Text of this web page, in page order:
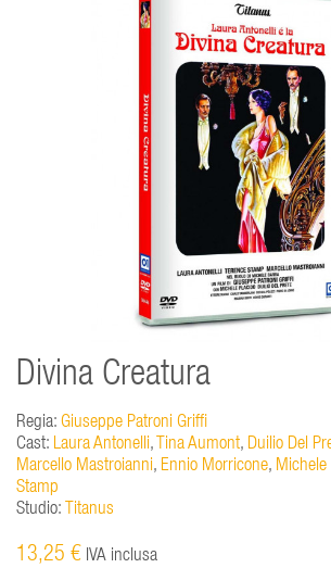
Divina Creatura
Regia: Giuseppe Patroni Griffi
Cast: Laura Antonelli, Tina Aumont, Duilio Del
Marcello Mastroianni, Ennio Morricone, Michele
Stamp
Studio: Titanus
13,25 € IVA inclusa